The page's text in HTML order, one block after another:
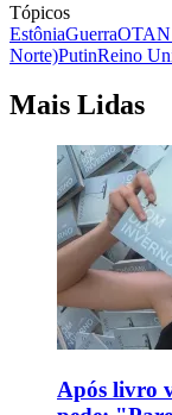
Tópicos
EstôniaGuerraOTAN
Norte)PutinReino
Mais Lidas
Após livro